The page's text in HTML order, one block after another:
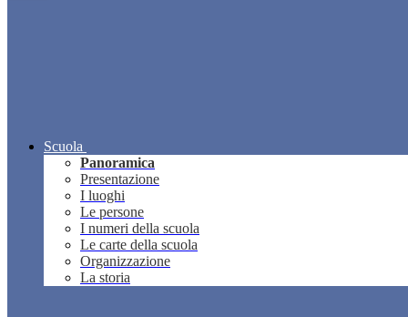
Scuola
Panoramica
Presentazione
I luoghi
Le persone
I numeri della scuola
Le carte della scuola
Organizzazione
La storia